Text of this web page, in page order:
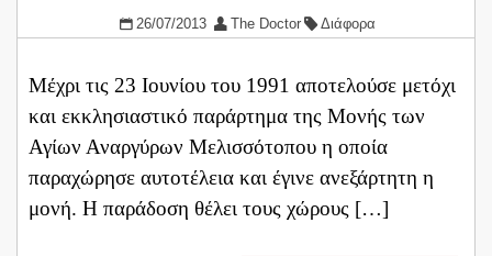
26/07/2013 The Doctor Διάφορα
Μέχρι τις 23 Ιουνίου του 1991 αποτελούσε μετόχι
και εκκλησιαστικό παράρτημα της Μονής των
Αγίων Αναργύρων Μελισσότοπου η οποία
παραχώρησε αυτοτέλεια και έγινε ανεξάρτητη η
μονή. Η παράδοση θέλει τους χώρους […]